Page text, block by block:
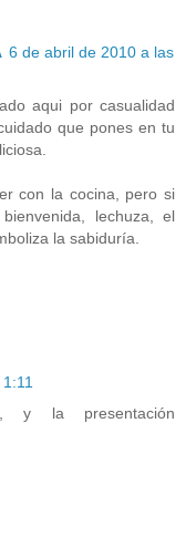
6 de abril de 2010 a las
aqui por casualidad
que pones en tu
con la cocina, pero si
lechuza, el
la sabiduría.
y la presentación